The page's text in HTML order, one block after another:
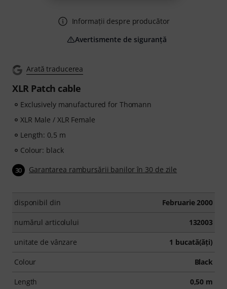
Arată traducerea
XLR Patch cable
Exclusively manufactured for Thomann
XLR Male / XLR Female
Length: 0,5 m
Colour: black
30 Garantarea rambursării banilor în 30 de zile
disponibil din Februarie 2000
numărul articolului 132003
unitate de vânzare 1 bucată(ăţi)
Colour Black
Length 0,50 m
Informații despre producător
Avertismente de siguranță